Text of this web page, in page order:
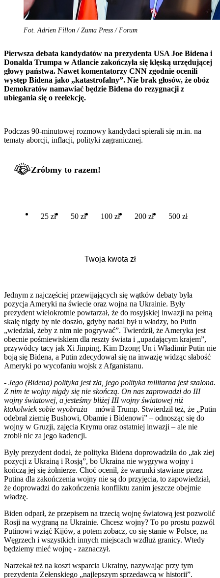
Fot. Adrien Fillon / Zuma Press / Forum
Pierwsza debata kandydatów na prezydenta USA Joe Bidena i
Donalda Trumpa w Atlancie zakończyła się klęską urzędującej
głowy państwa. Nawet komentatorzy CNN zgodnie ocenili
występ Bidena jako „katastrofalny”. Nie brak głosów, że obóz
Demokratów namawiać będzie Bidena do rezygnacji z
ubiegania się o reelekcję.
Podczas 90-minutowej rozmowy kandydaci spierali się m.in. na
tematy aborcji, inflacji, polityki zagranicznej.
Zróbmy to razem!
25 zł 50 zł 100 zł 200 zł 500 zł
Jednym z najczęściej przewijających się wątków debaty była
pozycja Ameryki na świecie oraz wojna na Ukrainie. Były
prezydent wielokrotnie powtarzał, że do rosyjskiej inwazji na pełną
skalę nigdy by nie doszło, gdyby nadal był u władzy, bo Putin
„wiedział, żeby z nim nie pogrywać”. Twierdził, że Ameryka jest
obecnie pośmiewiskiem dla reszty świata i „upadającym krajem”,
przywódcy tacy jak Xi Jinping, Kim Dzong Un i Władimir Putin nie
boją się Bidena, a Putin zdecydował się na inwazję widząc słabość
Ameryki po wycofaniu wojsk z Afganistanu.
- Jego (Bidena) polityka jest zła, jego polityka militarna jest szalona.
Z nim te wojny nigdy się nie skończą. On nas zaprowadzi do III
wojny światowej, a jesteśmy bliżej III wojny światowej niż
ktokolwiek sobie wyobraża – mówił Trump. Stwierdził też, że „Putin
odebrał ziemię Bushowi, Obamie i Bidenowi” – odnosząc się do
wojny w Gruzji, zajęcia Krymu oraz ostatniej inwazji – ale nie
zrobił nic za jego kadencji.
Były prezydent dodał, że polityka Bidena doprowadziła do „tak złej
pozycji z Ukrainą i Rosją”, bo Ukraina nie wygrywa wojny i
kończą jej się żołnierze. Choć ocenił, że warunki stawiane przez
Putina dla zakończenia wojny nie są do przyjęcia, to zapowiedział,
że doprowadzi do zakończenia konfliktu zanim jeszcze obejmie
władzę.
Biden odparł, że przepisem na trzecią wojnę światową jest pozwolić
Rosji na wygraną na Ukrainie. Chcesz wojny? To po prostu pozwól
Putinowi wziąć Kijów, a potem zobacz, co się stanie w Polsce, na
Węgrzech i wszystkich innych miejscach wzdłuż granicy. Wtedy
będziemy mieć wojnę - zaznaczył.
Narzekał też na koszt wsparcia Ukrainy, nazywając przy tym
prezydenta Zełenskiego „najlepszym sprzedawcą w historii”.